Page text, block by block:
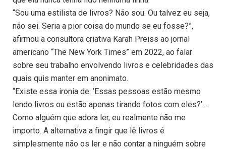
“Sou uma estilista de livros? Não sou. Ou talvez eu seja,
não sei. Seria a pior coisa do mundo se eu fosse?”,
afirmou a consultora criativa Karah Preiss ao jornal
americano “The New York Times” em 2022, ao falar
sobre seu trabalho envolvendo livros e celebridades das
quais quis manter em anonimato.
“Existe essa ironia de: ‘Essas pessoas estão mesmo
lendo livros ou estão apenas tirando fotos com eles?’…
Como alguém que adora ler, eu realmente não me
importo. A alternativa a fingir que lê livros é
simplesmente não os ler e não contar a ninguém sobre